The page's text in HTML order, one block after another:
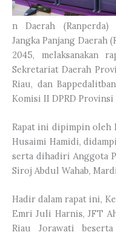
n Daerah (Ranperda)
Jangka Panjang Daerah
2045, melaksanakan
Sekretariat Daerah
Riau, dan
Komisi II DPRD
Rapat ini dipimpin oleh
Husaimi Hamidi,
serta dihadiri Anggota
Siroj Abdul Wahab,
Hadir dalam rapat ini,
Emri Juli Harnis, JFT
Riau Jorawati